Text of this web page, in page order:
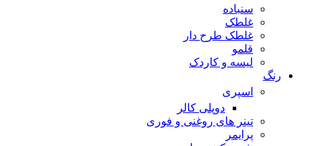
سنباده
غلطک
غلطک طرح دار
قلمو
لیسه و کاردک
رنگ
اسپری
دوپلی کالر
تینر های روغنی و فوری
پرایمر